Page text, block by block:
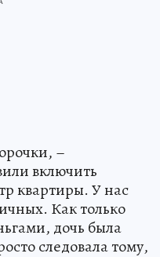
–
включить
квартиры. У нас
Как только
дочь была
следовала тому,